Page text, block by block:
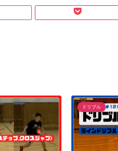
ドリブル